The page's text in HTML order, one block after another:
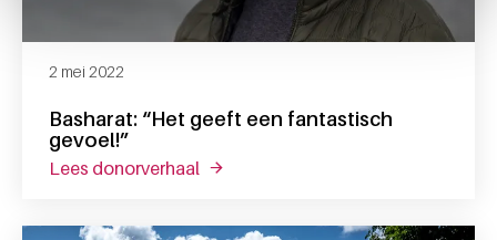
Basharat: “Het geeft een fantastisch
gevoel!”
2 mei 2022
lees donorverhaal over basharat: “het geeft een